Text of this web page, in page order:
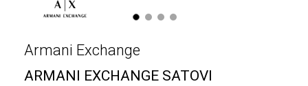
1 2 3 4
Armani Exchange
ARMANI EXCHANGE SATOVI